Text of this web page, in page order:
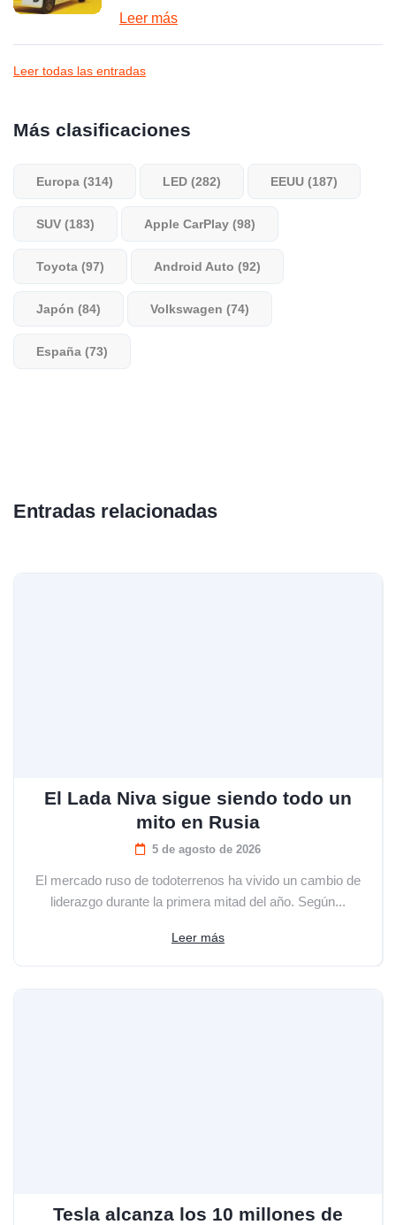
Leer más
Leer todas las entradas
Más clasificaciones
Europa (314) LED (282) EEUU (187)
SUV (183) Apple CarPlay (98)
Toyota (97) Android Auto (92)
Japón (84) Volkswagen (74)
España (73)
Entradas relacionadas
El Lada Niva sigue siendo todo un
mito en Rusia
5 de agosto de 2026
El mercado ruso de todoterrenos ha vivido un cambio de
liderazgo durante la primera mitad del año. Según...
Leer más
Tesla alcanza los 10 millones de